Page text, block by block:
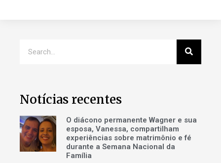
Notícias recentes
O diácono permanente Wagner e sua
esposa, Vanessa, compartilham
experiências sobre matrimônio e fé
durante a Semana Nacional da
Família